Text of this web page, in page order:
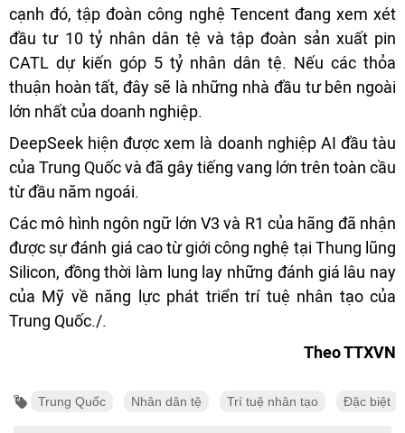
cạnh đó, tập đoàn công nghệ Tencent đang xem xét
đầu tư 10 tỷ nhân dân tệ và tập đoàn sản xuất pin
CATL dự kiến góp 5 tỷ nhân dân tệ. Nếu các thỏa
thuận hoàn tất, đây sẽ là những nhà đầu tư bên ngoài
lớn nhất của doanh nghiệp.
DeepSeek hiện được xem là doanh nghiệp AI đầu tàu
của Trung Quốc và đã gây tiếng vang lớn trên toàn cầu
từ đầu năm ngoái.
Các mô hình ngôn ngữ lớn V3 và R1 của hãng đã nhận
được sự đánh giá cao từ giới công nghệ tại Thung lũng
Silicon, đồng thời làm lung lay những đánh giá lâu nay
của Mỹ về năng lực phát triển trí tuệ nhân tạo của
Trung Quốc./.
Theo TTXVN
Trung Quốc Nhân dân tệ Trí tuệ nhân tạo Đặc biệt